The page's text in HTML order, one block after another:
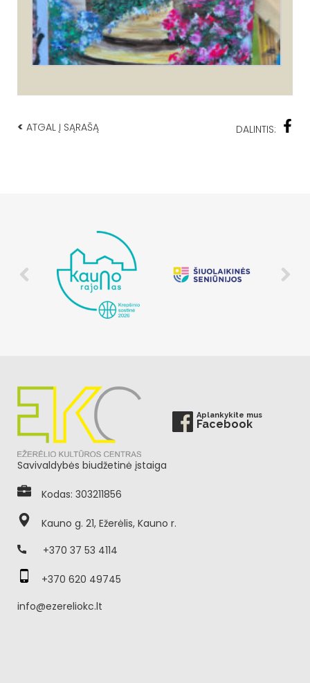
< ATGAL Į SĄRAŠĄ DALINTIS:
Aplankykite mus
Facebook
Savivaldybės biudžetinė įstaiga
Kodas: 303211856
Kauno g. 21, Ežerėlis, Kauno r.
+370 37 53 4114
+370 620 49745
info@ezereliokc.lt